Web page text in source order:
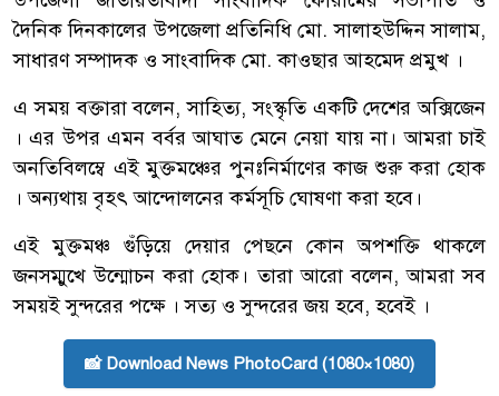
দৈনিক দিনকালের উপজেলা প্রতিনিধি মো. সালাহউদ্দিন সালাম,
সাধারণ সম্পাদক ও সাংবাদিক মো. কাওছার আহমেদ প্রমুখ ।
এ সময় বক্তারা বলেন, সাহিত্য, সংস্কৃতি একটি দেশের অক্সিজেন
। এর উপর এমন বর্বর আঘাত মেনে নেয়া যায় না। আমরা চাই
অনতিবিলম্বে এই মুক্তমঞ্চের পুনঃনির্মাণের কাজ শুরু করা হোক
। অন্যথায় বৃহৎ আন্দোলনের কর্মসূচি ঘোষণা করা হবে।
এই মুক্তমঞ্চ গুঁড়িয়ে দেয়ার পেছনে কোন অপশক্তি থাকলে
জনসম্মুখে উন্মোচন করা হোক। তারা আরো বলেন, আমরা সব
সময়ই সুন্দরের পক্ষে । সত্য ও সুন্দরের জয় হবে, হবেই ।
📸 Download News PhotoCard (1080×1080)